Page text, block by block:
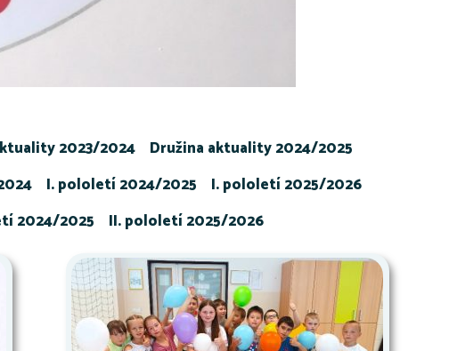
2023/2024
Družina aktuality 2024/2025
I. pololetí 2024/2025
I. pololetí 2025/2026
2024/2025 II. pololetí 2025/2026